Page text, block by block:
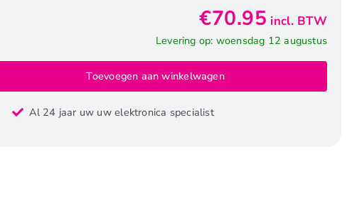
€70.95 incl. BTW
Levering op: woensdag 12 augustus
Toevoegen aan winkelwagen
Al 24 jaar uw uw elektronica specialist